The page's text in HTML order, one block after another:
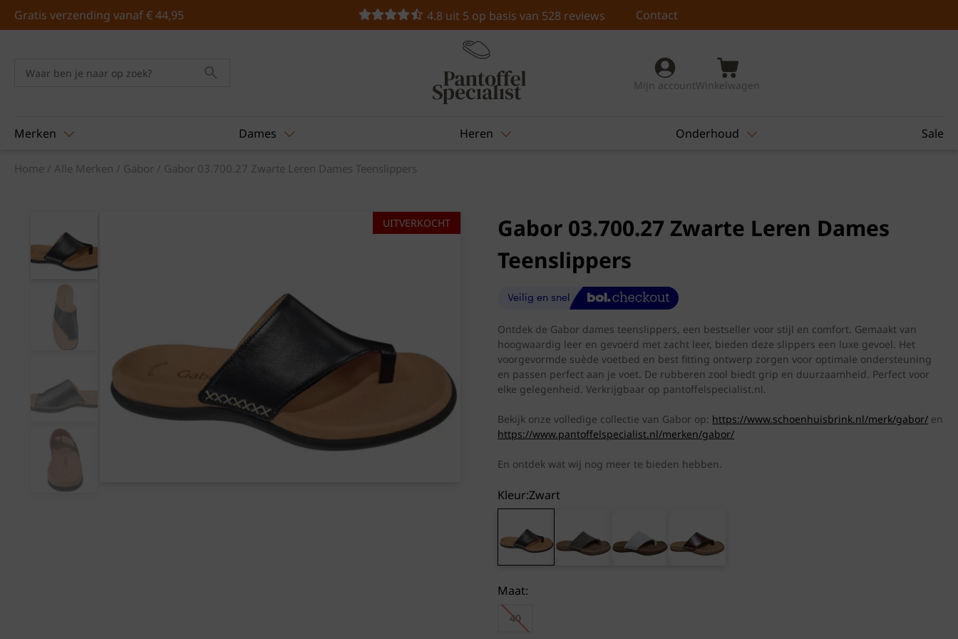
SkipGratis verzending vanaf € 44,95 4.8 uit 5 op basis van 528 reviews Contact
Mijn accountWinkelwagen
Merken Dames Heren Onderhoud Sale
Home / Alle Merken / Gabor / Gabor 03.700.27 Zwarte Leren Dames Teenslippers
UITVERKOCHT
Gabor 03.700.27 Zwarte Leren Dames
Teenslippers
Ontdek de Gabor dames teenslippers, een bestseller voor stijl en comfort. Gemaakt van
hoogwaardig leer en gevoerd met zacht leer, bieden deze slippers een luxe gevoel. Het
voorgevormde suède voetbed en best fitting ontwerp zorgen voor optimale ondersteuning
en passen perfect aan je voet. De rubberen zool biedt grip en duurzaamheid. Perfect voor
elke gelegenheid. Verkrijgbaar op pantoffelspecialist.nl.
Bekijk onze volledige collectie van Gabor op: https://www.schoenhuisbrink.nl/merk/gabor/ en
https://www.pantoffelspecialist.nl/merken/gabor/
En ontdek wat wij nog meer te bieden hebben.
Kleur: zwart
Maat:
40